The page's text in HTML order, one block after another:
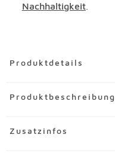
Nachhaltigkeit.
Produktdetails
Artikel Ecksofa Valencia
Produktbeschreibung
Mit dem Ecksofa
Zusatzinfos